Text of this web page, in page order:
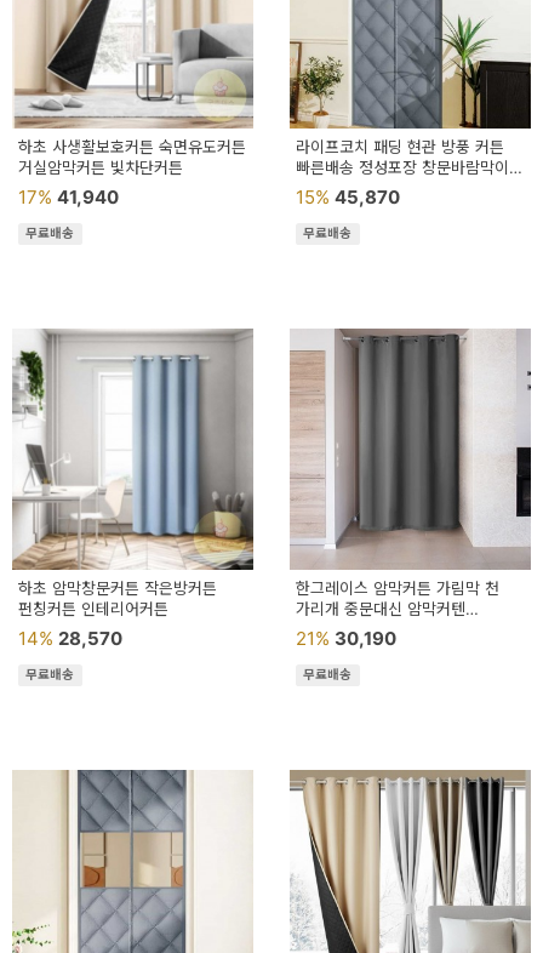
수
예
베
스
트
모
크
타
일
기
획
전
N
이
벤
트
하초 사생활보호커튼 숙면유도커튼
거실암막커튼 빛차단커튼
17% 41,940
무료배송
라이프코치 패딩 현관 방풍 커튼
빠른배송 정성포장 창문바람막이
암막커텐
15% 45,870
무료배송
하초 암막창문커튼 작은방커튼
펀칭커튼 인테리어커튼
14% 28,570
무료배송
한그레이스 암막커튼 가림막 천
가리개 중문대신 암막커텐
방한커튼
21% 30,190
무료배송